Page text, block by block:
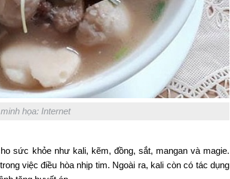
họa: Internet
sức khỏe như kali, kẽm, đồng, sắt, mangan và magie.
việc điều hòa nhịp tim. Ngoài ra, kali còn có tác dụng